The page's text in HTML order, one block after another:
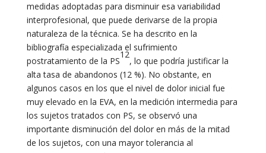
medidas adoptadas para disminuir esa variabilidad
interprofesional, que puede derivarse de la propia
naturaleza de la técnica. Se ha descrito en la
bibliografía especializada el sufrimiento
postratamiento de la PS
12
, lo que podría justificar la
alta tasa de abandonos (12 %). No obstante, en
algunos casos en los que el nivel de dolor inicial fue
muy elevado en la EVA, en la medición intermedia para
los sujetos tratados con PS, se observó una
importante disminución del dolor en más de la mitad
de los sujetos, con una mayor tolerancia al